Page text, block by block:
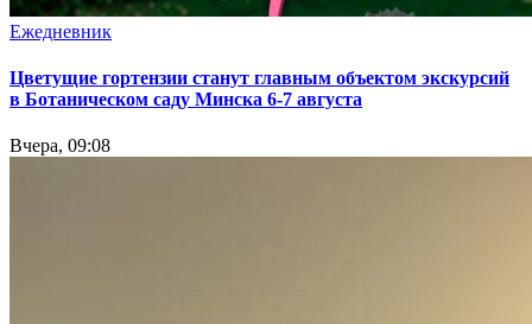
Ежедневник
Цветущие гортензии станут главным объектом экскурсий
в Ботаническом саду Минска 6-7 августа
Вчера, 09:08